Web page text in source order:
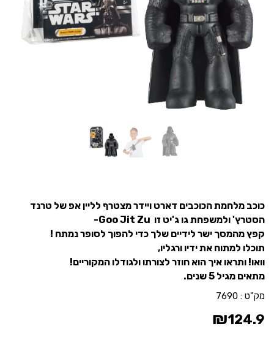
כוכב מלחמת הכוכבים דארט ויידר מצטרף לליין אפ של טרנד
הסטרץ' ולמשפחת גו ג'יט זו Goo Jit Zu-
קפץ מהמסך ישר לידיים שלך כדי להפוך לסופר נמתח !
תוכלו למתוח את ידיו ורגליו,
וואו! ותראו איך הוא חוזר לצורתו ולגודלו המקוריים!
מתאים מגיל 5 שנים.
מק"ט : 7690
₪124.9